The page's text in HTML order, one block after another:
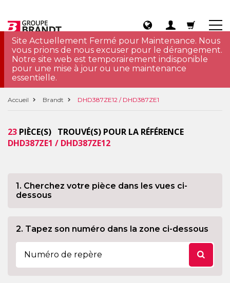
Site Actuellement Fermé pour Maintenance. Nous
vous prions de nous excuser pour le dérangement.
Notre site web est temporairement indisponible
pour une mise à jour ou une maintenance
essentielle.
Accueil Brandt DHD387ZE12 / DHD387ZE1
23 PIÈCE(S) TROUVÉ(S) POUR LA RÉFÉRENCE
DHD387ZE1 / DHD387ZE12
1. Cherchez votre pièce dans les vues ci-
dessous
2. Tapez son numéro dans la zone ci-dessous